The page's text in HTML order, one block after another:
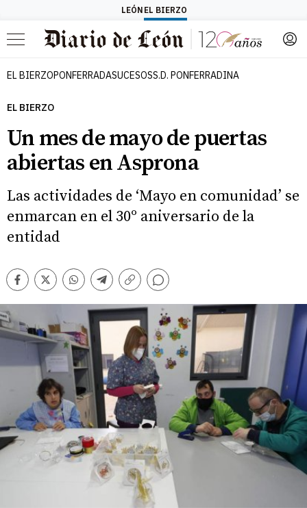
LEÓN EL BIERZO
Menú
EL BIERZOPONFERRADASUCESOSS.D. PONFERRADINA
EL BIERZO
Un mes de mayo de puertas
abiertas en Asprona
Las actividades de ‘Mayo en comunidad’ se
enmarcan en el 30º aniversario de la
entidad
Facebook
TwitterWhatsappTelegram
Copiar
Comentarios